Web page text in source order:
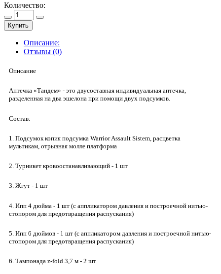
Количество:
Купить
Описание:
Отзывы (0)
Описание
Аптечка «Тандем» - это двусоставная индивидуальная аптечка,
разделенная на два эшелона при помощи двух подсумков.
Состав:
1. Подсумок копия подсумка Warrior Assault Sistem, расцветка
мультикам, отрывная молле платформа
2. Турникет кровоостанавливающий - 1 шт
3. Жгут - 1 шт
4. Ипп 4 дюйма - 1 шт (с аппликатором давления и построечной нитью-
стопором для предотвращения распускания)
5. Ипп 6 дюймов - 1 шт (с аппликатором давления и построечной нитью-
стопором для предотвращения распускания)
6. Тампонада z-fold 3,7 м - 2 шт